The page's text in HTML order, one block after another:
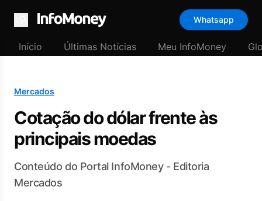
Menu
Whatsapp
Início Últimas Notícias Meu InfoMoney
Mercados
Cotação do dólar frente às
principais moedas
Conteúdo do Portal InfoMoney - Editoria
Mercados